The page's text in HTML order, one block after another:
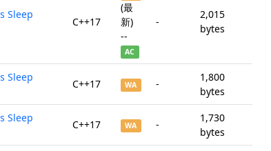
Sleep
C++17
(最
新)
--
AC
-
2,015
bytes
Sleep
C++17 WA -
1,800
bytes
Sleep
C++17 WA -
1,730
bytes